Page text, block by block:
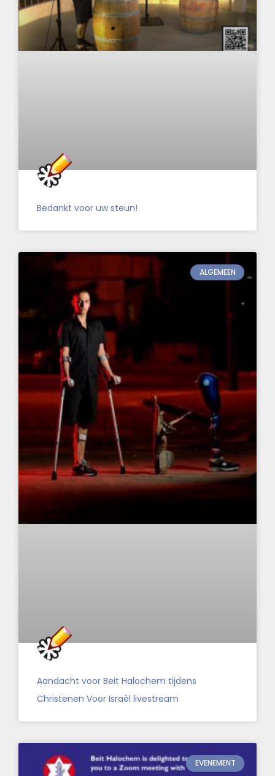
Bedankt voor uw steun!
ALGEMEEN
Aandacht voor Beit Halochem tijdens
Christenen Voor Israël livestream
EVENEMENT